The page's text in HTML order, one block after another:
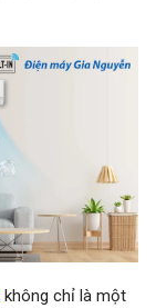
không chỉ là một